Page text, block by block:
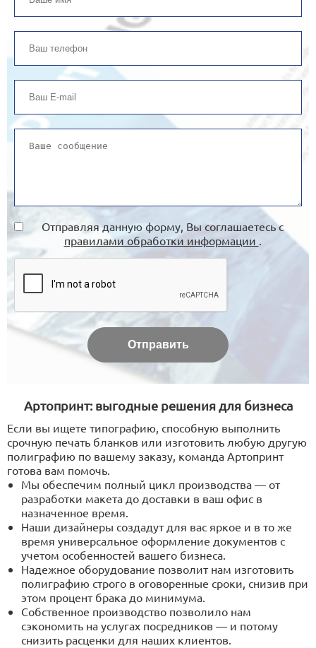
Отправляя данную форму, Вы соглашаетесь с
правилами обработки информации .
Артопринт: выгодные решения для бизнеса
Если вы ищете типографию, способную выполнить
срочную печать бланков или изготовить любую другую
полиграфию по вашему заказу, команда Артопринт
готова вам помочь.
Мы обеспечим полный цикл производства — от
разработки макета до доставки в ваш офис в
назначенное время.
Наши дизайнеры создадут для вас яркое и в то же
время универсальное оформление документов с
учетом особенностей вашего бизнеса.
Надежное оборудование позволит нам изготовить
полиграфию строго в оговоренные сроки, снизив при
этом процент брака до минимума.
Собственное производство позволило нам
сэкономить на услугах посредников — и потому
снизить расценки для наших клиентов.